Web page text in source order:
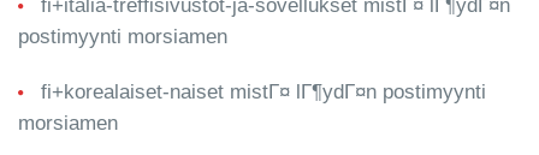
fi+italia-treffisivustot-ja-sovellukset mistГ¤ lГ¶ydГ¤n
postimyynti morsiamen
fi+korealaiset-naiset mistГ¤ lГ¶ydГ¤n postimyynti
morsiamen